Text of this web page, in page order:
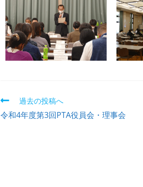
過去の投稿へ
令和4年度第3回PTA役員会・理事会